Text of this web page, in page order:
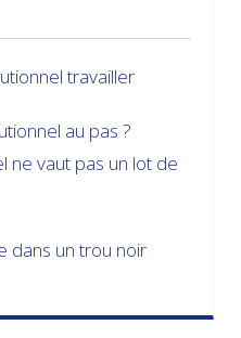
travailler
au pas ?
ne vaut pas un lot de
dans un trou noir